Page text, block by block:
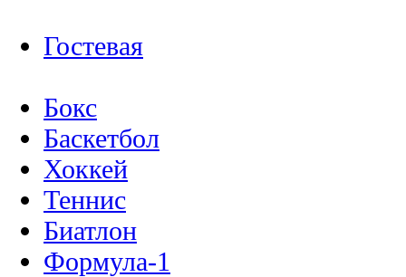
Гостевая
Бокс
Баскетбол
Хоккей
Теннис
Биатлон
Формула-1